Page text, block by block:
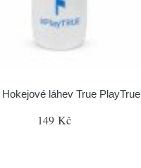
Hokejové láhev True PlayTrue
149 Kč